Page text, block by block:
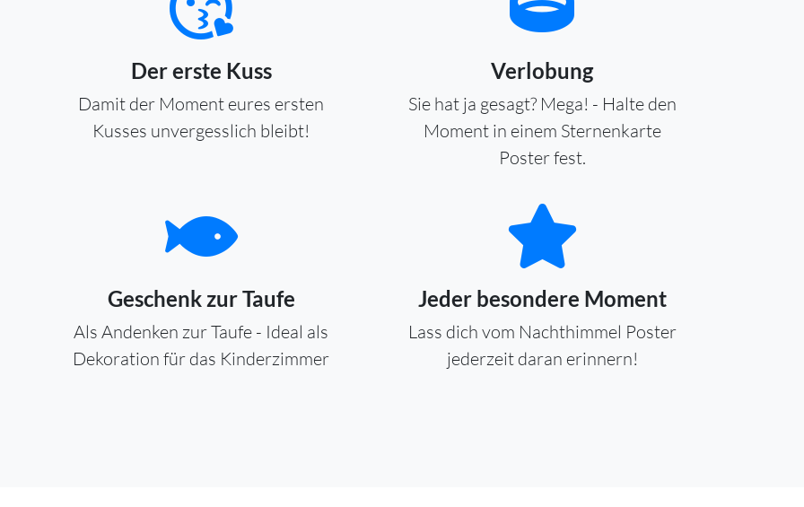
Der erste Kuss
Damit der Moment eures ersten
Kusses unvergesslich bleibt!
Verlobung
Sie hat ja gesagt? Mega! - Halte den
Moment in einem Sternenkarte
Poster fest.
Geschenk zur Taufe
Als Andenken zur Taufe - Ideal als
Dekoration für das Kinderzimmer
Jeder besondere Moment
Lass dich vom Nachthimmel Poster
jederzeit daran erinnern!